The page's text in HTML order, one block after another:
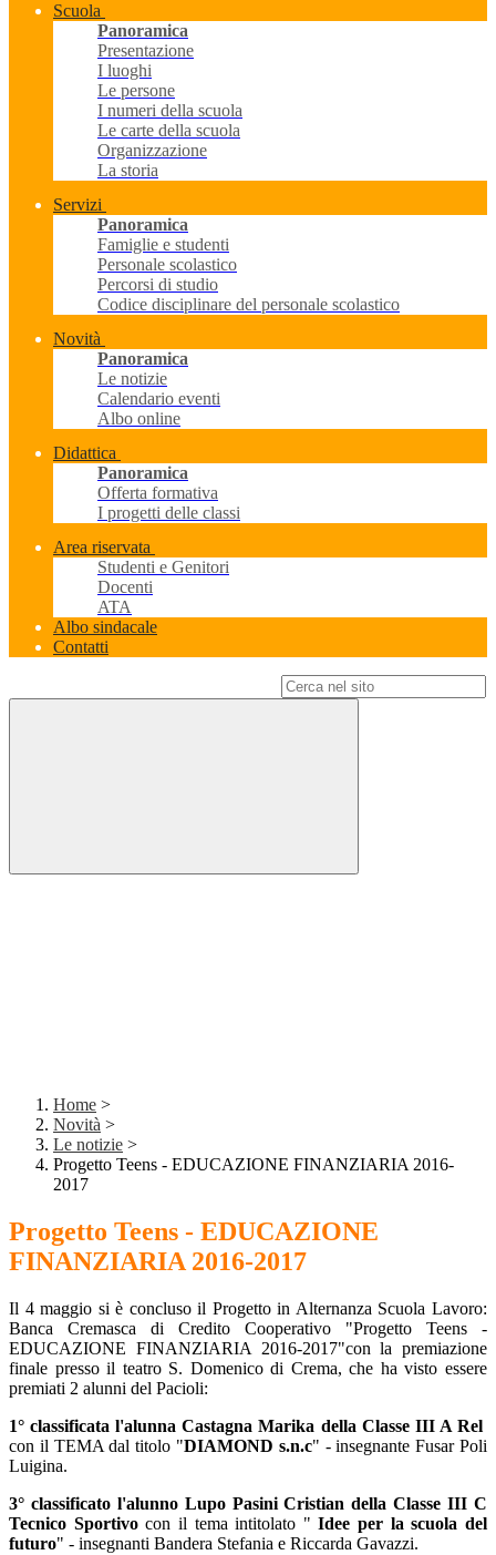
Scuola
Panoramica
Presentazione
I luoghi
Le persone
I numeri della scuola
Le carte della scuola
Organizzazione
La storia
Servizi
Panoramica
Famiglie e studenti
Personale scolastico
Percorsi di studio
Codice disciplinare del personale scolastico
Novità
Panoramica
Le notizie
Calendario eventi
Albo online
Didattica
Panoramica
Offerta formativa
I progetti delle classi
Area riservata
Studenti e Genitori
Docenti
ATA
Albo sindacale
Contatti
Home >
Novità >
Le notizie >
Progetto Teens - EDUCAZIONE FINANZIARIA 2016-
2017
Progetto Teens - EDUCAZIONE
FINANZIARIA 2016-2017
Il 4 maggio si è concluso il Progetto in Alternanza Scuola Lavoro:
Banca Cremasca di Credito Cooperativo "Progetto Teens -
EDUCAZIONE FINANZIARIA 2016-2017"con la premiazione
finale presso il teatro S. Domenico di Crema, che ha visto essere
premiati 2 alunni del Pacioli:
1° classificata l'alunna Castagna Marika della Classe III A Rel
con il TEMA dal titolo "DIAMOND s.n.c" - insegnante Fusar Poli
Luigina.
3° classificato l'alunno Lupo Pasini Cristian della Classe III C
Tecnico Sportivocon il tema intitolato "Idee per la scuola del
futuro" - insegnanti Bandera Stefania e Riccarda Gavazzi.